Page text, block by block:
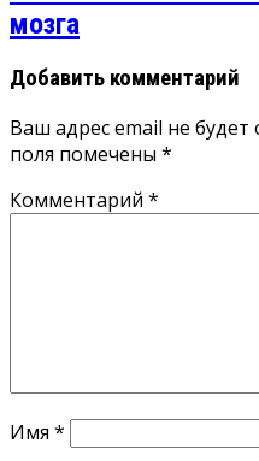
мозга
Добавить комментарий
Ваш адрес email не будет
поля помечены *
Комментарий *
Имя *